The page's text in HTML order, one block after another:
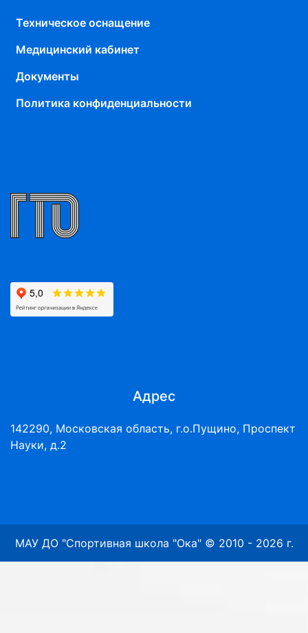
Техническое оснащение
Медицинский кабинет
Документы
Политика конфиденциальности
Адрес
142290, Московская область, г.о.Пущино, Проспект
Науки, д.2
МАУ ДО "Спортивная школа "Ока" © 2010 - 2026 г.